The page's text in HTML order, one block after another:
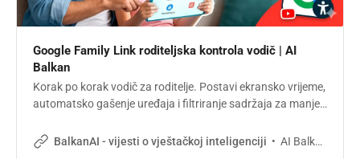
Google Family Link roditeljska kontrola vodič | AI
Balkan
Korak po korak vodič za roditelje. Postavi ekransko vrijeme,
automatsko gašenje uređaja i filtriranje sadržaja za manje
BalkanAI - vijesti o vještačkoj inteligenciji
AI Balkan